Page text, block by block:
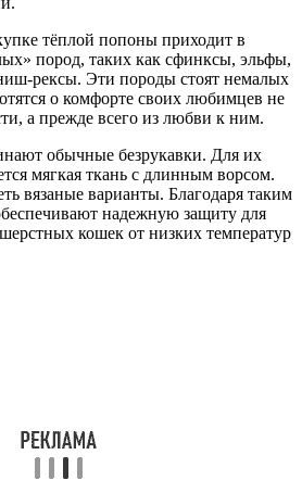
тёплой попоны приходит в
пород, таких как сфинксы, эльфы,
рексы. Эти породы стоят немалых
о комфорте своих любимцев не
а прежде всего из любви к ним.
обычные безрукавки. Для их
мягкая ткань с длинным ворсом.
вязаные варианты. Благодаря таким
надежную защиту для
кошек от низких температур